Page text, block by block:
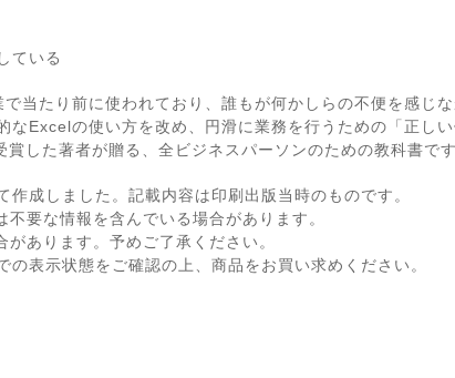
ている
当たり前に使われており、誰もが何かしらの不便を感じ
なExcelの使い方を改め、円滑に業務を行うための「正し
した著者が贈る、全ビジネスパーソンのための教科書です
成しました。記載内容は印刷出版当時のものです。
要な情報を含んでいる場合があります。
あります。予めご了承ください。
表示状態をご確認の上、商品をお買い求めください。